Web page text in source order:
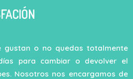
gustan o no quedas totalmente
para cambiar o devolver el
Nosotros nos encargamos de